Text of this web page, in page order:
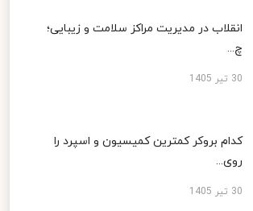
انقلاب در مدیریت مراکز سلامت و زیبایی؛
چ...
30 تیر 1405
کدام بروکر کمترین کمیسیون و اسپرد را
روی...
30 تیر 1405